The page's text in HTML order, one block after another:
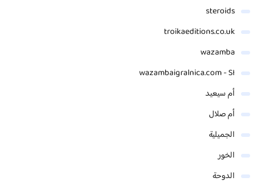
steroids
troikaeditions.co.uk
wazamba
wazambaigralnica.com - SI
أم سيعيد
أم صلال
الجميلية
الخور
الدوحة